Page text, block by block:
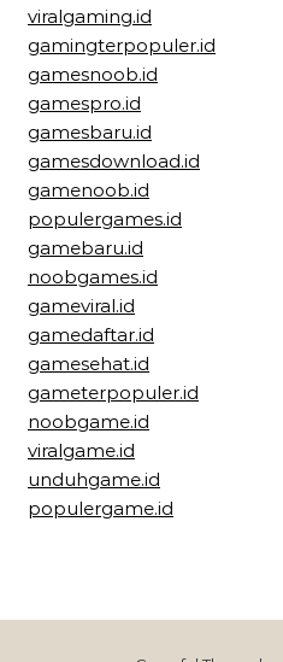
viralgaming.id
gamingterpopuler.id
gamesnoob.id
gamespro.id
gamesbaru.id
gamesdownload.id
gamenoob.id
populergames.id
gamebaru.id
noobgames.id
gameviral.id
gamedaftar.id
gamesehat.id
gameterpopuler.id
noobgame.id
viralgame.id
unduhgame.id
populergame.id